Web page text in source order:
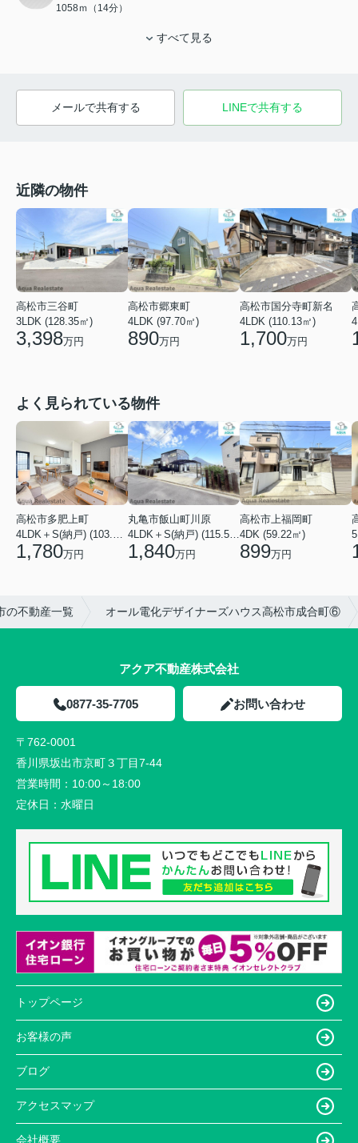
1058ｍ（14分）
すべて見る
メールで共有する LINEで共有する
近隣の物件
高松市三谷町
3LDK (128.35㎡)
3,398万円
高松市郷東町
4LDK (97.70㎡)
890万円
高松市国分寺町新名
4LDK (110.13㎡)
1,700万円
よく見られている物件
高松市多肥上町
4LDK＋S(納戸) (103.51㎡)
1,780万円
丸亀市飯山町川原
4LDK＋S(納戸) (115.52㎡)
1,840万円
高松市上福岡町
4DK (59.22㎡)
899万円
の不動産一覧 オール電化デザイナーズハウス高松市成合町⑥
アクア不動産株式会社
0877-35-7705 お問い合わせ
〒762-0001
香川県坂出市京町３丁目7-44
営業時間： 10:00～18:00
定休日： 水曜日
トップページ
お客様の声
ブログ
アクセスマップ
会社概要